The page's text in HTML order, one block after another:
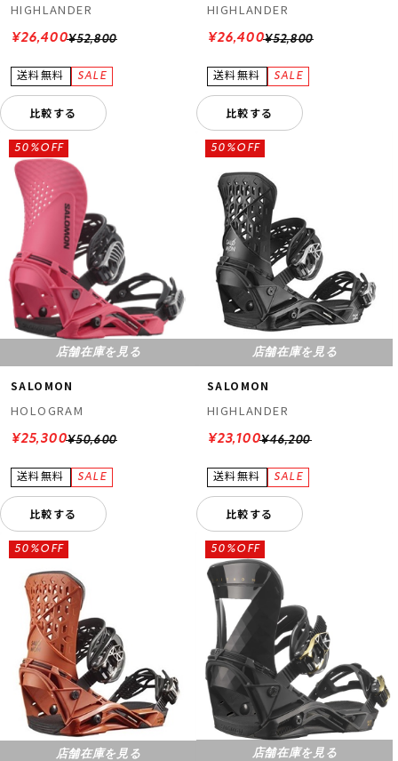
HIGHLANDER
¥52,800
¥26,400
比較する
HIGHLANDER
¥52,800
¥26,400
比較する
店舗在庫を見る
SALOMON
HOLOGRAM
¥50,600
50%OFF
¥25,300
比較する
店舗在庫を見る
SALOMON
HIGHLANDER
¥46,200
50%OFF
¥23,100
比較する
店舗在庫を見る
50%OFF
店舗在庫を見る
50%OFF